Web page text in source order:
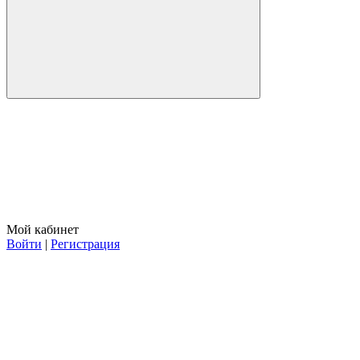
Мой кабинет
Войти | Регистрация